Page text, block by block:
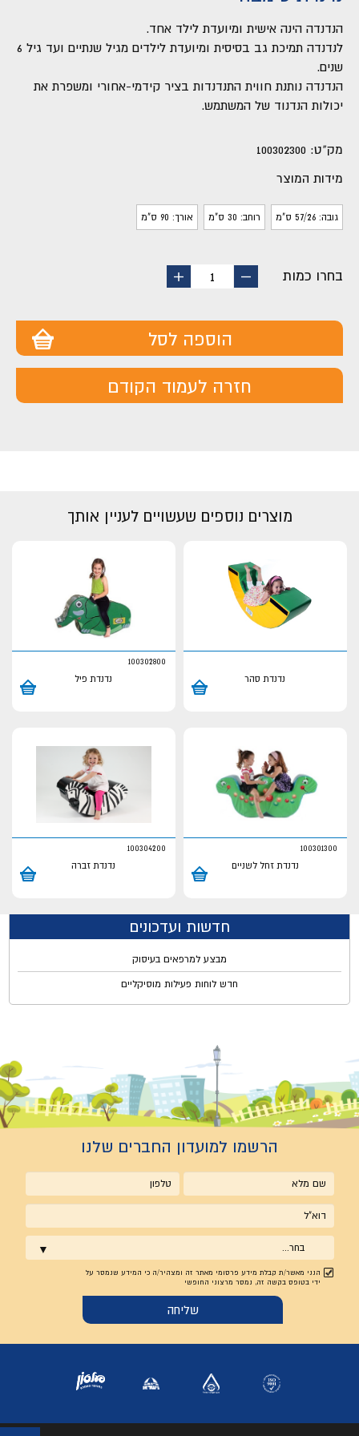
הנדנדה הינה אישית ומיועדת לילד אחד.
לנדנדה תמיכת גב בסיסית ומיועדת לילדים מגיל שנתיים ועד גיל 6
שנים.
הנדנדה נותנת חווית התנדנדות בציר קידמי-אחורי ומשפרת את
יכולות הנדנוד של המשתמש.
מק"ט: 100302300
מידות המוצר
גובה: 57/26 ס"מ רוחב: 30 ס"מ אורך: 90 ס"מ
בחרו כמות
החסר
1
הוסף
הוספה לסל
חזרה לעמוד הקודם
מוצרים נוספים שעשויים לעניין אותך
נדנדת סהר
100302800
נדנדת פיל
100301300
נדנדת זחל לשניים
100304200
נדנדת זברה
חדשות ועדכונים
מבצע למרפאים בעיסוק
חדש לוחות פעילות מוסיקליים
הרשמו למועדון החברים שלנו
שם
מלא
טלפון
אימייל
בחר...
הנני מאשר/ת קבלת מידע פרסומי מאתר זה ומצהיר/ה כי המידע שנמסר על
ידי בטופס בקשה זה, נמסר מרצוני החופשי